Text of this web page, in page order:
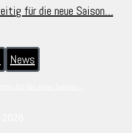
News